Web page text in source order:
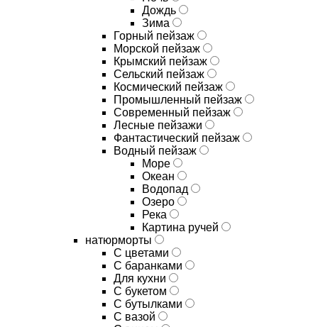
Дождь
Зима
Горный пейзаж
Морской пейзаж
Крымский пейзаж
Сельский пейзаж
Космический пейзаж
Промышленный пейзаж
Современный пейзаж
Лесные пейзажи
Фантастический пейзаж
Водный пейзаж
Море
Океан
Водопад
Озеро
Река
Картина ручей
натюрморты
С цветами
С баранками
Для кухни
C букетом
C бутылками
C вазой